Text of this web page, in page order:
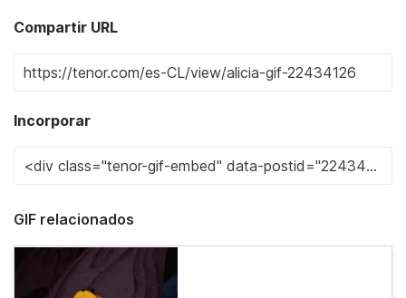
Compartir URL
Incorporar
GIF relacionados